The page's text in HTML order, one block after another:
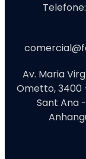
Av. Maria
Ometto, 3400
Sant Ana